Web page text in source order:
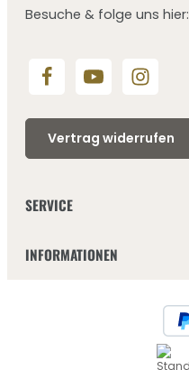
Besuche & folge uns hier:
Vertrag widerrufen
SERVICE
INFORMATIONEN